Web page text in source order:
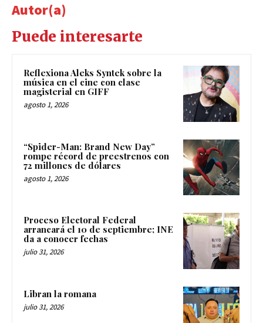
Autor(a)
Puede interesarte
Reflexiona Aleks Syntek sobre la
música en el cine con clase
magisterial en GIFF
agosto 1, 2026
“Spider-Man: Brand New Day”
rompe récord de preestrenos con
72 millones de dólares
agosto 1, 2026
Proceso Electoral Federal
arrancará el 10 de septiembre; INE
da a conocer fechas
julio 31, 2026
Libran la romana
julio 31, 2026